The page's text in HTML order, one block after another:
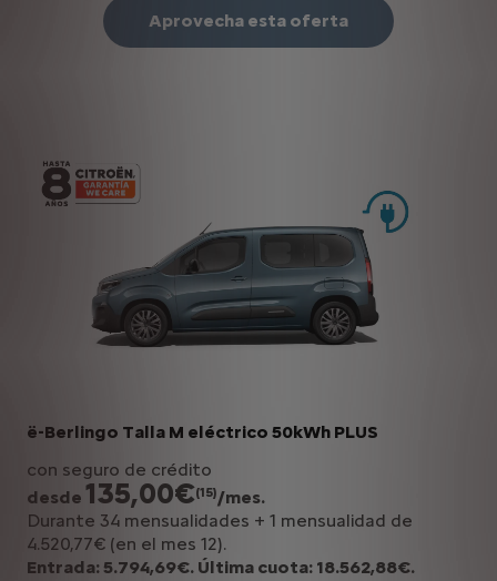
Aprovecha esta oferta
ë-Berlingo Talla M eléctrico 50kWh PLUS
con seguro de crédito
desde 135,00€(15)/mes.
Durante 34 mensualidades + 1 mensualidad de
4.520,77€ (en el mes 12).
Entrada: 5.794,69€. Última cuota: 18.562,88€.